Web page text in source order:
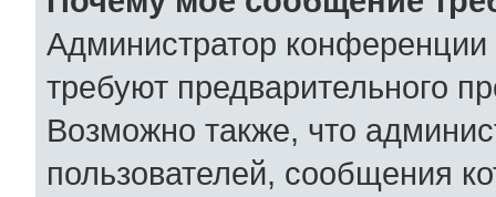
Администратор
требуют предварительного
Возможно также, что
пользователей, сообщения